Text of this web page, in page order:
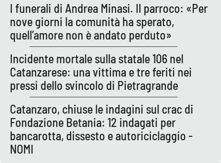
Destinazioni
Eventi
Food
Storie
LAC
NETWORK
Lacplay.it
I funerali di Andrea Minasi. Il parroco: «Per
nove giorni la comunità ha sperato,
quell’amore non è andato perduto»
Incidente mortale sulla statale 106 nel
Catanzarese: una vittima e tre feriti nei
pressi dello svincolo di Pietragrande
Catanzaro, chiuse le indagini sul crac di
Fondazione Betania: 12 indagati per
bancarotta, dissesto e autoriciclaggio -
NOMI